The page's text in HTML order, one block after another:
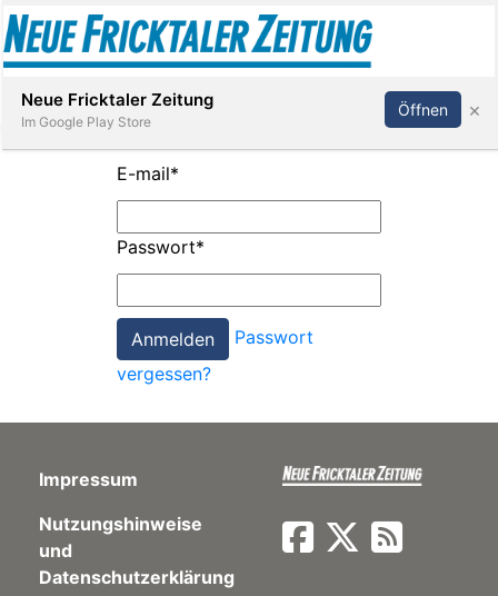
Paper
App
Abonnieren Anmelden
E-mail*
Passwort*
Passwort
vergessen?
Impressum
Nutzungshinweise
und
Datenschutzerklärung
Neue Fricktaler Zeitung
Im Google Play Store
Öffnen ×